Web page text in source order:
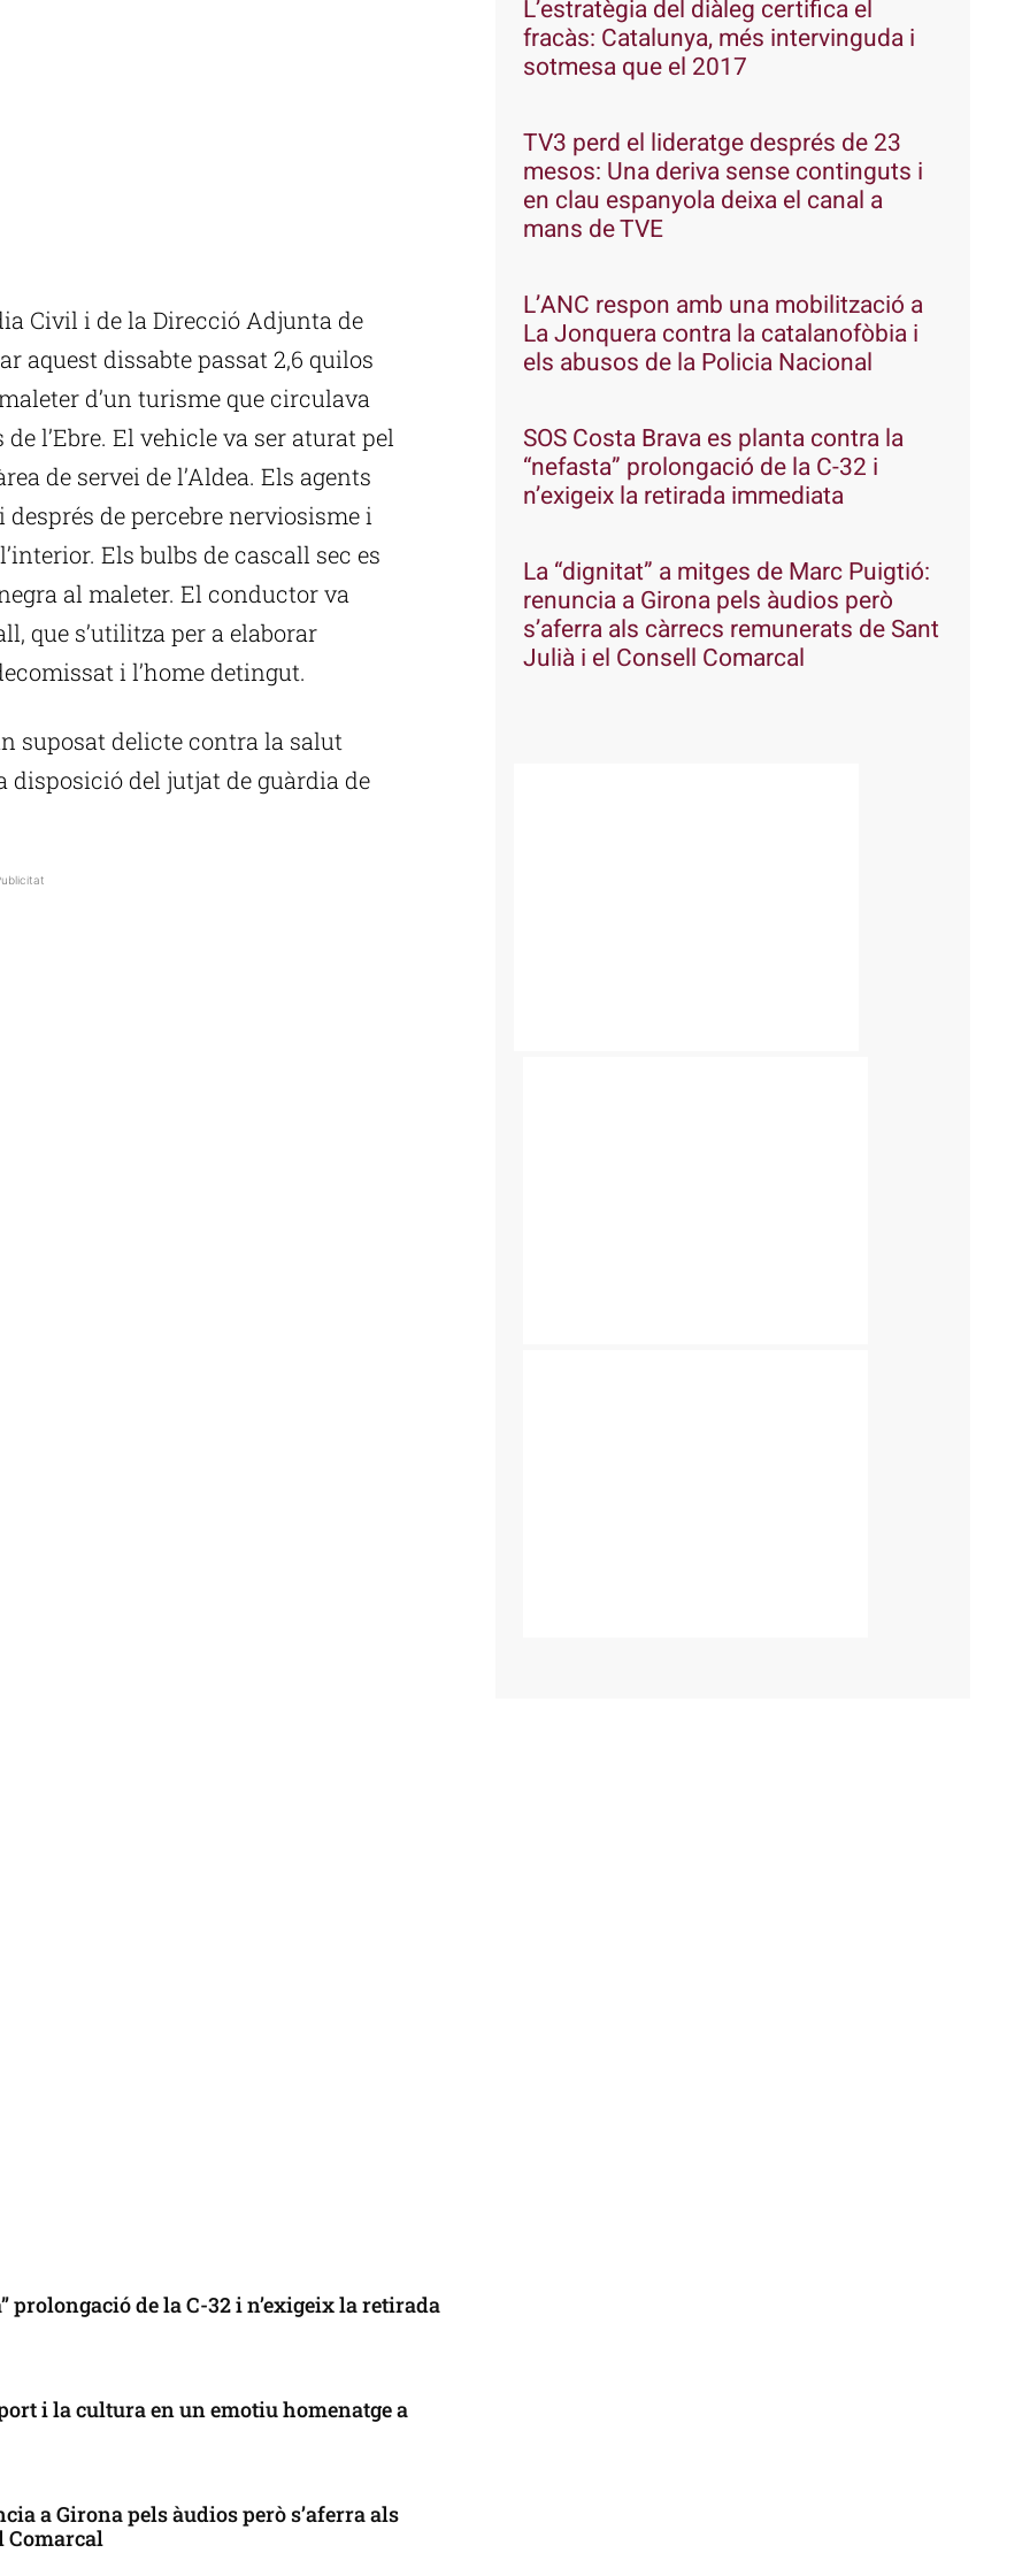
Civil i de la Direcció Adjunta de
aquest dissabte passat 2,6 quilos
d’un turisme que circulava
l’Ebre. El vehicle va ser aturat pel
de servei de l’Aldea. Els agents
de percebre nerviosisme i
Els bulbs de cascall sec es
al maleter. El conductor va
que s’utilitza per a elaborar
i l’home detingut.
suposat delicte contra la salut
disposició del jutjat de guàrdia de
prolongació de la C-32 i n’exigeix la retirada
i la cultura en un emotiu homenatge a
a Girona pels àudios però s’aferra als
Comarcal
L’estratègia del diàleg certifica el
fracàs: Catalunya, més intervinguda i
sotmesa que el 2017
TV3 perd el lideratge després de 23
mesos: Una deriva sense continguts i
en clau espanyola deixa el canal a
mans de TVE
L’ANC respon amb una mobilització a
La Jonquera contra la catalanofòbia i
els abusos de la Policia Nacional
SOS Costa Brava es planta contra la
“nefasta” prolongació de la C-32 i
n’exigeix la retirada immediata
La “dignitat” a mitges de Marc Puigtió:
renuncia a Girona pels àudios però
s’aferra als càrrecs remunerats de Sant
Julià i el Consell Comarcal